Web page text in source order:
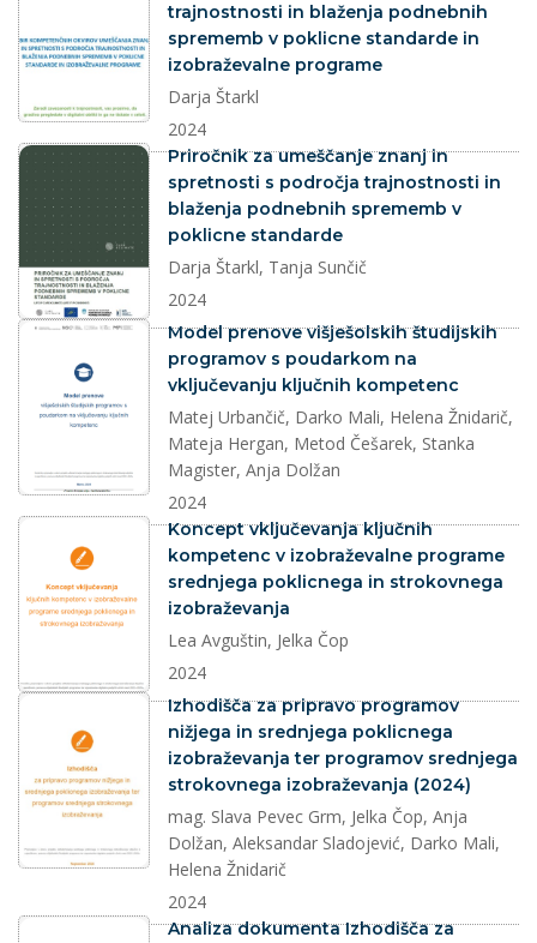
trajnostnosti in blaženja podnebnih
sprememb v poklicne standarde in
izobraževalne programe
Darja Štarkl
2024
dokument
Priročnik za umeščanje znanj in
spretnosti s področja trajnostnosti in
blaženja podnebnih sprememb v
poklicne standarde
Darja Štarkl, Tanja Sunčič
2024
dokument
Model prenove višješolskih študijskih
programov s poudarkom na
vključevanju ključnih kompetenc
Matej Urbančič, Darko Mali, Helena Žnidarič,
Mateja Hergan, Metod Češarek, Stanka
Magister, Anja Dolžan
2024
dokument
Koncept vključevanja ključnih
kompetenc v izobraževalne programe
srednjega poklicnega in strokovnega
izobraževanja
Lea Avguštin, Jelka Čop
2024
dokument
Izhodišča za pripravo programov
nižjega in srednjega poklicnega
izobraževanja ter programov srednjega
strokovnega izobraževanja (2024)
mag. Slava Pevec Grm, Jelka Čop, Anja
Dolžan, Aleksandar Sladojević, Darko Mali,
Helena Žnidarič
2024
dokument
Analiza dokumenta Izhodišča za